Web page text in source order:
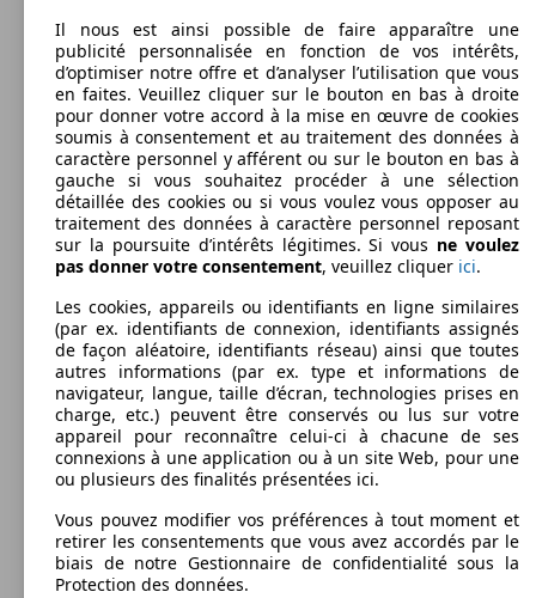
Il nous est ainsi possible de faire apparaître une
publicité personnalisée en fonction de vos intérêts,
d’optimiser notre offre et d’analyser l’utilisation que vous
en faites. Veuillez cliquer sur le bouton en bas à droite
pour donner votre accord à la mise en œuvre de cookies
soumis à consentement et au traitement des données à
caractère personnel y afférent ou sur le bouton en bas à
gauche si vous souhaitez procéder à une sélection
détaillée des cookies ou si vous voulez vous opposer au
traitement des données à caractère personnel reposant
sur la poursuite d’intérêts légitimes. Si vous ne voulez
pas donner votre consentement, veuillez cliquer ici.
Les cookies, appareils ou identifiants en ligne similaires
(par ex. identifiants de connexion, identifiants assignés
de façon aléatoire, identifiants réseau) ainsi que toutes
autres informations (par ex. type et informations de
navigateur, langue, taille d’écran, technologies prises en
charge, etc.) peuvent être conservés ou lus sur votre
appareil pour reconnaître celui-ci à chacune de ses
connexions à une application ou à un site Web, pour une
ou plusieurs des finalités présentées ici.
Vous pouvez modifier vos préférences à tout moment et
retirer les consentements que vous avez accordés par le
biais de notre Gestionnaire de confidentialité sous la
Protection des données.